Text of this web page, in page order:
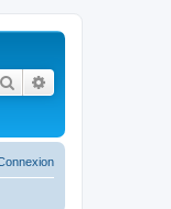
Rechercher